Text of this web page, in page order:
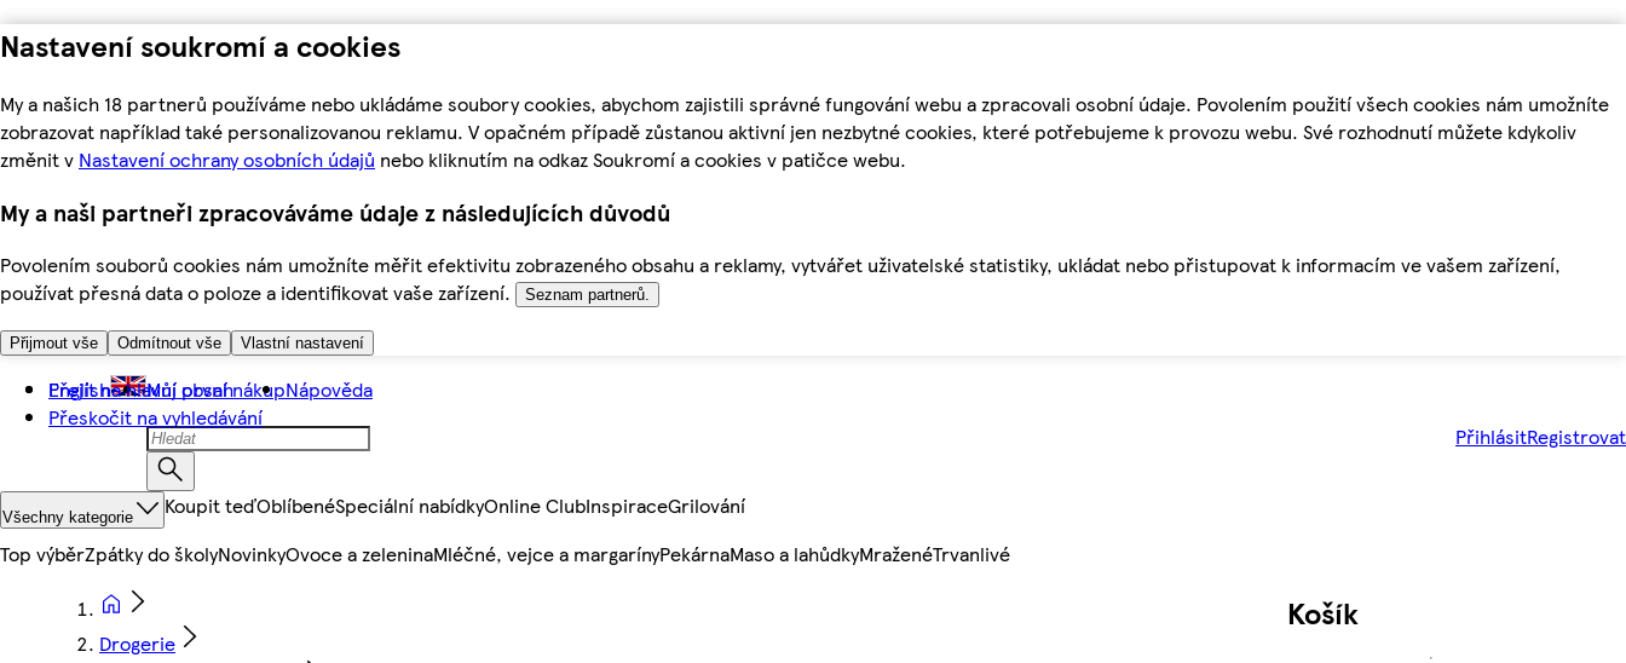
Nastavení soukromí a cookies
My a našich 18 partnerů používáme nebo ukládáme soubory cookies, abychom zajistili správné fungování webu a zpracovali osobní údaje. Povolením použití všech cookies nám umožníte
zobrazovat například také personalizovanou reklamu. V opačném případě zůstanou aktivní jen nezbytné cookies, které potřebujeme k provozu webu. Své rozhodnutí můžete kdykoliv
změnit v Nastavení ochrany osobních údajů nebo kliknutím na odkaz Soukromí a cookies v patičce webu.
My a naši partneři zpracováváme údaje z následujících důvodů
Povolením souborů cookies nám umožníte měřit efektivitu zobrazeného obsahu a reklamy, vytvářet uživatelské statistiky, ukládat nebo přistupovat k informacím ve vašem zařízení,
používat přesná data o poloze a identifikovat vaše zařízení.
Seznam partnerů.
Přijmout vše Odmítnout vše Vlastní nastavení
Přejít na hlavní obsah
Přeskočit na vyhledávání
English Můj první nákupNápověda
PřihlásitRegistrovat
Všechny kategorie Koupit teďOblíbenéSpeciální nabídkyOnline ClubInspiraceGrilování
Top výběrZpátky do školyNovinkyOvoce a zeleninaMléčné, vejce a margarínyPekárnaMaso a lahůdkyMraženéTrvanlivé
Drogerie
Košík